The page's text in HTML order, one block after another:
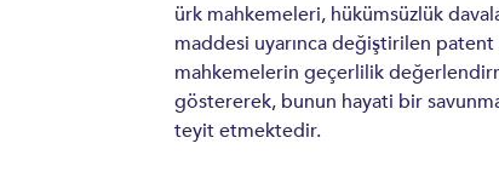
ürk mahkemeleri, hükümsüzlük
maddesi uyarınca değiştirilen
mahkemelerin geçerlilik
göstererek, bunun hayati bir
teyit etmektedir.